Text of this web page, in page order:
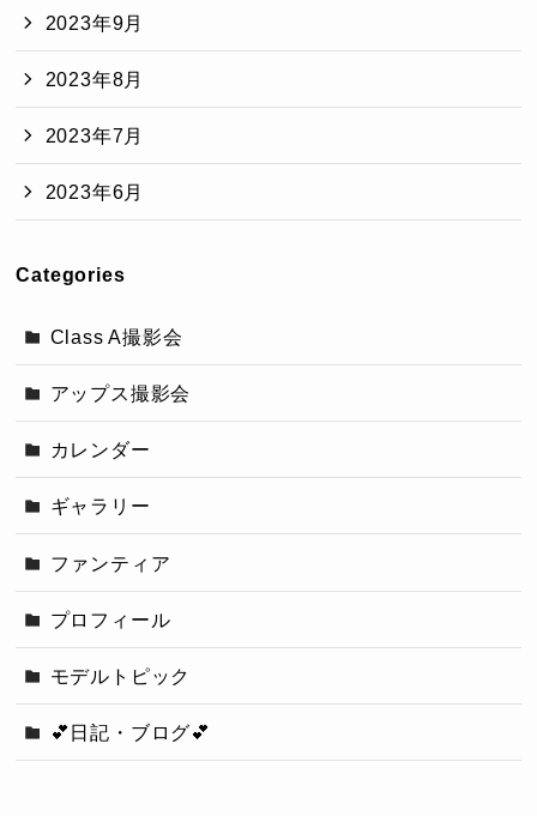
2023年9月
2023年8月
2023年7月
2023年6月
Categories
Class A撮影会
アップス撮影会
カレンダー
ギャラリー
ファンティア
プロフィール
モデルトピック
💕日記・ブログ💕